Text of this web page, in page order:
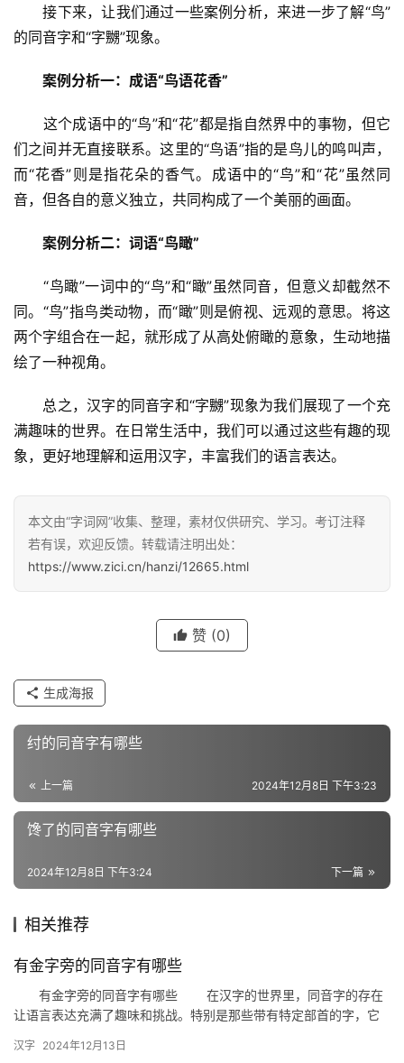
汉
字
反
义
词
近
义
词
组
词
音
接下来，让我们通过一些案例分析，来进一步了解“鸟”
的同音字和“字嬲”现象。
案例分析一：成语“鸟语花香”
这个成语中的“鸟”和“花”都是指自然界中的事物，但它
们之间并无直接联系。这里的“鸟语”指的是鸟儿的鸣叫声，
而“花香”则是指花朵的香气。成语中的“鸟”和“花”虽然同
音，但各自的意义独立，共同构成了一个美丽的画面。
案例分析二：词语“鸟瞰”
“鸟瞰”一词中的“鸟”和“瞰”虽然同音，但意义却截然不
同。“鸟”指鸟类动物，而“瞰”则是俯视、远观的意思。将这
两个字组合在一起，就形成了从高处俯瞰的意象，生动地描
绘了一种视角。
总之，汉字的同音字和“字嬲”现象为我们展现了一个充
满趣味的世界。在日常生活中，我们可以通过这些有趣的现
象，更好地理解和运用汉字，丰富我们的语言表达。
本文由“字词网”收集、整理，素材仅供研究、学习。考订注释
若有误，欢迎反馈。转载请注明出处：
https://www.zici.cn/hanzi/12665.html
赞 (0)
生成海报
纣的同音字有哪些
上一篇 2024年12月8日 下午3:23
馋了的同音字有哪些
下一篇
2024年12月8日 下午3:24
相关推荐
有金字旁的同音字有哪些
有金字旁的同音字有哪些 在汉字的世界里，同音字的存在
让语言表达充满了趣味和挑战。特别是那些带有特定部首的字，它
“金…
汉字 2024年12月13日